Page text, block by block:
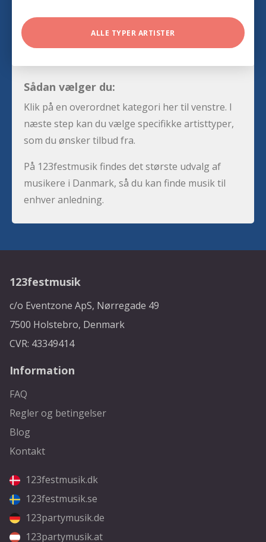
ALLE TYPER ARTISTER
Sådan vælger du:
Klik på en overordnet kategori her til venstre. I
næste step kan du vælge specifikke artisttyper,
som du ønsker tilbud fra.
På 123festmusik findes det største udvalg af
musikere i Danmark, så du kan finde musik til
enhver anledning.
123festmusik
c/o Eventzone ApS, Nørregade 49
7500 Holstebro, Denmark
CVR: 43349414
Information
FAQ
Regler og betingelser
Blog
Kontakt
123festmusik.dk
123festmusik.se
123partymusik.de
123partymusik.at